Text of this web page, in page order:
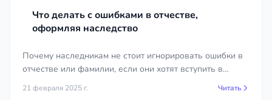
Почему стоит обратиться к юристу
Наследственные дела чувствительны к срокам и
месяц промедления может стоить доли в
Что делать с ошибками в отчестве,
оформляя наследство
Почему наследникам не стоит игнорировать ошибки в
отчестве или фамилии, если они хотят вступить в
наследство.
21 февраля 2025 г. Читать